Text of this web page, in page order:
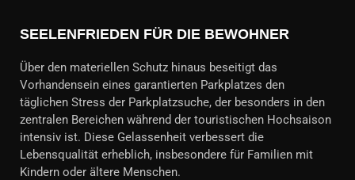
SEELENFRIEDEN FÜR DIE BEWOHNER
Über den materiellen Schutz hinaus beseitigt das
Vorhandensein eines garantierten Parkplatzes den
täglichen Stress der Parkplatzsuche, der besonders in den
zentralen Bereichen während der touristischen Hochsaison
intensiv ist. Diese Gelassenheit verbessert die
Lebensqualität erheblich, insbesondere für Familien mit
Kindern oder ältere Menschen.